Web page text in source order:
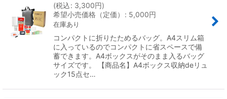
(税込: 3,300円)
希望小売価格（定価）
: 5,000円
在庫あり
コンパクトに折りたためるバッグ。A4スリム箱
に入っているのでコンパクトに省スペースで備
蓄できます。A4ボックスがそのまま入るバッグ
サイズです。 【商品名】A4ボックス収納deリュ
ック15点セ…